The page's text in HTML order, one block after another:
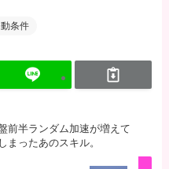
条件
前半ランダム加速が増えて
まったあのスキル。